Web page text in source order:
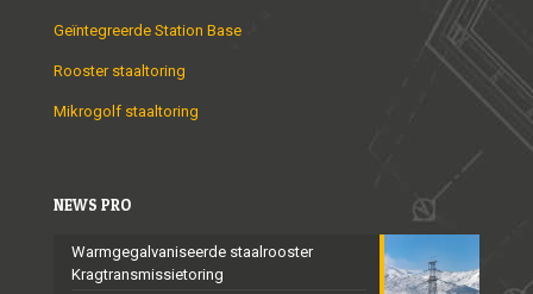
Geïntegreerde Station Base
Rooster staaltoring
Mikrogolf staaltoring
NEWS PRO
Warmgegalvaniseerde staalrooster
Kragtransmissietoring